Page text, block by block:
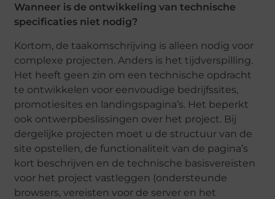
Wanneer is de ontwikkeling van technische
specificaties niet nodig?
Kortom, de taakomschrijving is alleen nodig voor
complexe projecten. Anders is het tijdverspilling.
Het heeft geen zin om een ​​technische opdracht
te ontwikkelen voor eenvoudige bedrijfssites,
promotiesites en landingspagina’s. Het beperkt
ook ontwerpbeslissingen over het project. Bij
dergelijke projecten moet u de structuur van de
site opstellen, de functionaliteit van de pagina’s
kort beschrijven en de technische basisvereisten
voor het project vastleggen (ondersteunde
browsers, vereisten voor de server en het